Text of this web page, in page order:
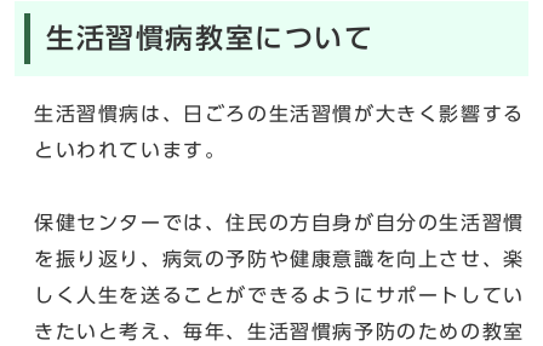
生活習慣病教室について
生活習慣病は、日ごろの生活習慣が大きく影響する
といわれています。
保健センターでは、住民の方自身が自分の生活習慣
を振り返り、病気の予防や健康意識を向上させ、楽
しく人生を送ることができるようにサポートしてい
きたいと考え、毎年、生活習慣病予防のための教室